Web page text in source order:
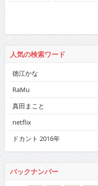
人気の検索ワード
徳江かな
RaMu
真田まこと
netflix
ドカント 2016年
バックナンバー